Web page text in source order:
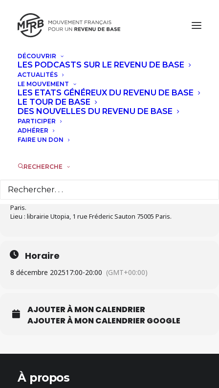
DÉCOUVRIR
LES PODCASTS SUR LE REVENU DE BASE
ACTUALITÉS
LE MOUVEMENT
LES ETATS GÉNÉREUX DU REVENU DE BASE
LE TOUR DE BASE
DES NOUVELLES DU REVENU DE BASE
PARTICIPER
ADHÉRER
FAIRE UN DON
RECHERCHE
DÉCEMBRE, 2025
RENDEZ-VOUS AVEC LE GROUPE
LOCAL MFRB PARIS
08
Paris.
Lieu : librairie Utopia, 1 rue Fréderic Sauton 75005 Paris.
Horaire
8 décembre 202517:00-20:00 (GMT+00:00)
AJOUTER À MON CALENDRIER
AJOUTER À MON CALENDRIER GOOGLE
À propos